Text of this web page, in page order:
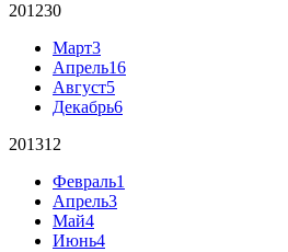
201230
Март3
Апрель16
Август5
Декабрь6
201312
Февраль1
Апрель3
Май4
Июнь4